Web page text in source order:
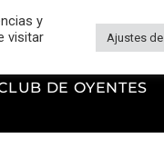
DE OYENTES
y
visitar
Ajustes